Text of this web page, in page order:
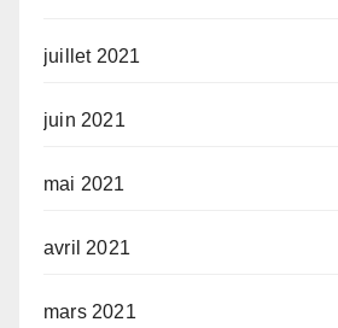
juillet 2021
juin 2021
mai 2021
avril 2021
mars 2021